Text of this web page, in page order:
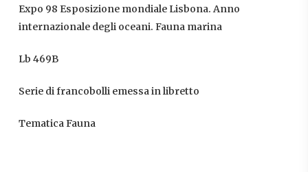
Expo 98 Esposizione mondiale Lisbona. Anno
internazionale degli oceani. Fauna marina
Lb 469B
Serie di francobolli emessa in libretto
Tematica Fauna